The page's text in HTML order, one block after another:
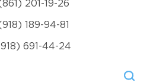
201-19-26
189-94-81
691-44-24